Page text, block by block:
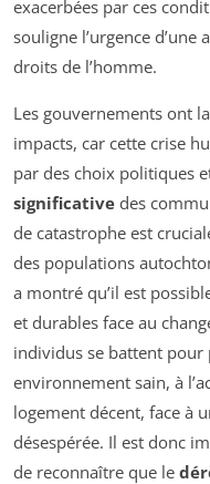
exacerbées par ces
souligne l’urgence
droits de l’homme.
Les gouvernements ont
impacts, car cette crise
par des choix politiques
significative des
de catastrophe est
des populations
a montré qu’il est
et durables face au
individus se battent pour
environnement sain, à
logement décent, face à
désespérée. Il est donc
de reconnaître que le